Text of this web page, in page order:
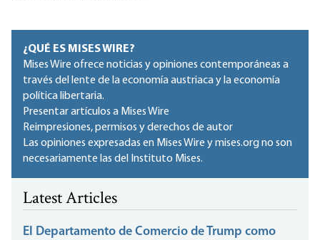
¿QUÉ ES MISES WIRE?
Mises Wire ofrece noticias y opiniones contemporáneas a
través del lente de la economía austriaca y la economía
política libertaria.
Presentar artículos a Mises Wire
Reimpresiones, permisos y derechos de autor
Las opiniones expresadas en Mises Wire y mises.org no son
necesariamente las del Instituto Mises.
Latest Articles
El Departamento de Comercio de Trump como